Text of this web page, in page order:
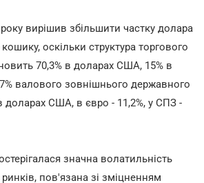
вирішив збільшити частку долара
оскільки структура торгового
70,3% в доларах США, 15% в
валового зовнішнього державного
доларах США, в євро - 11,2%, у СПЗ -
значна волатильність
пов'язана зі зміцненням